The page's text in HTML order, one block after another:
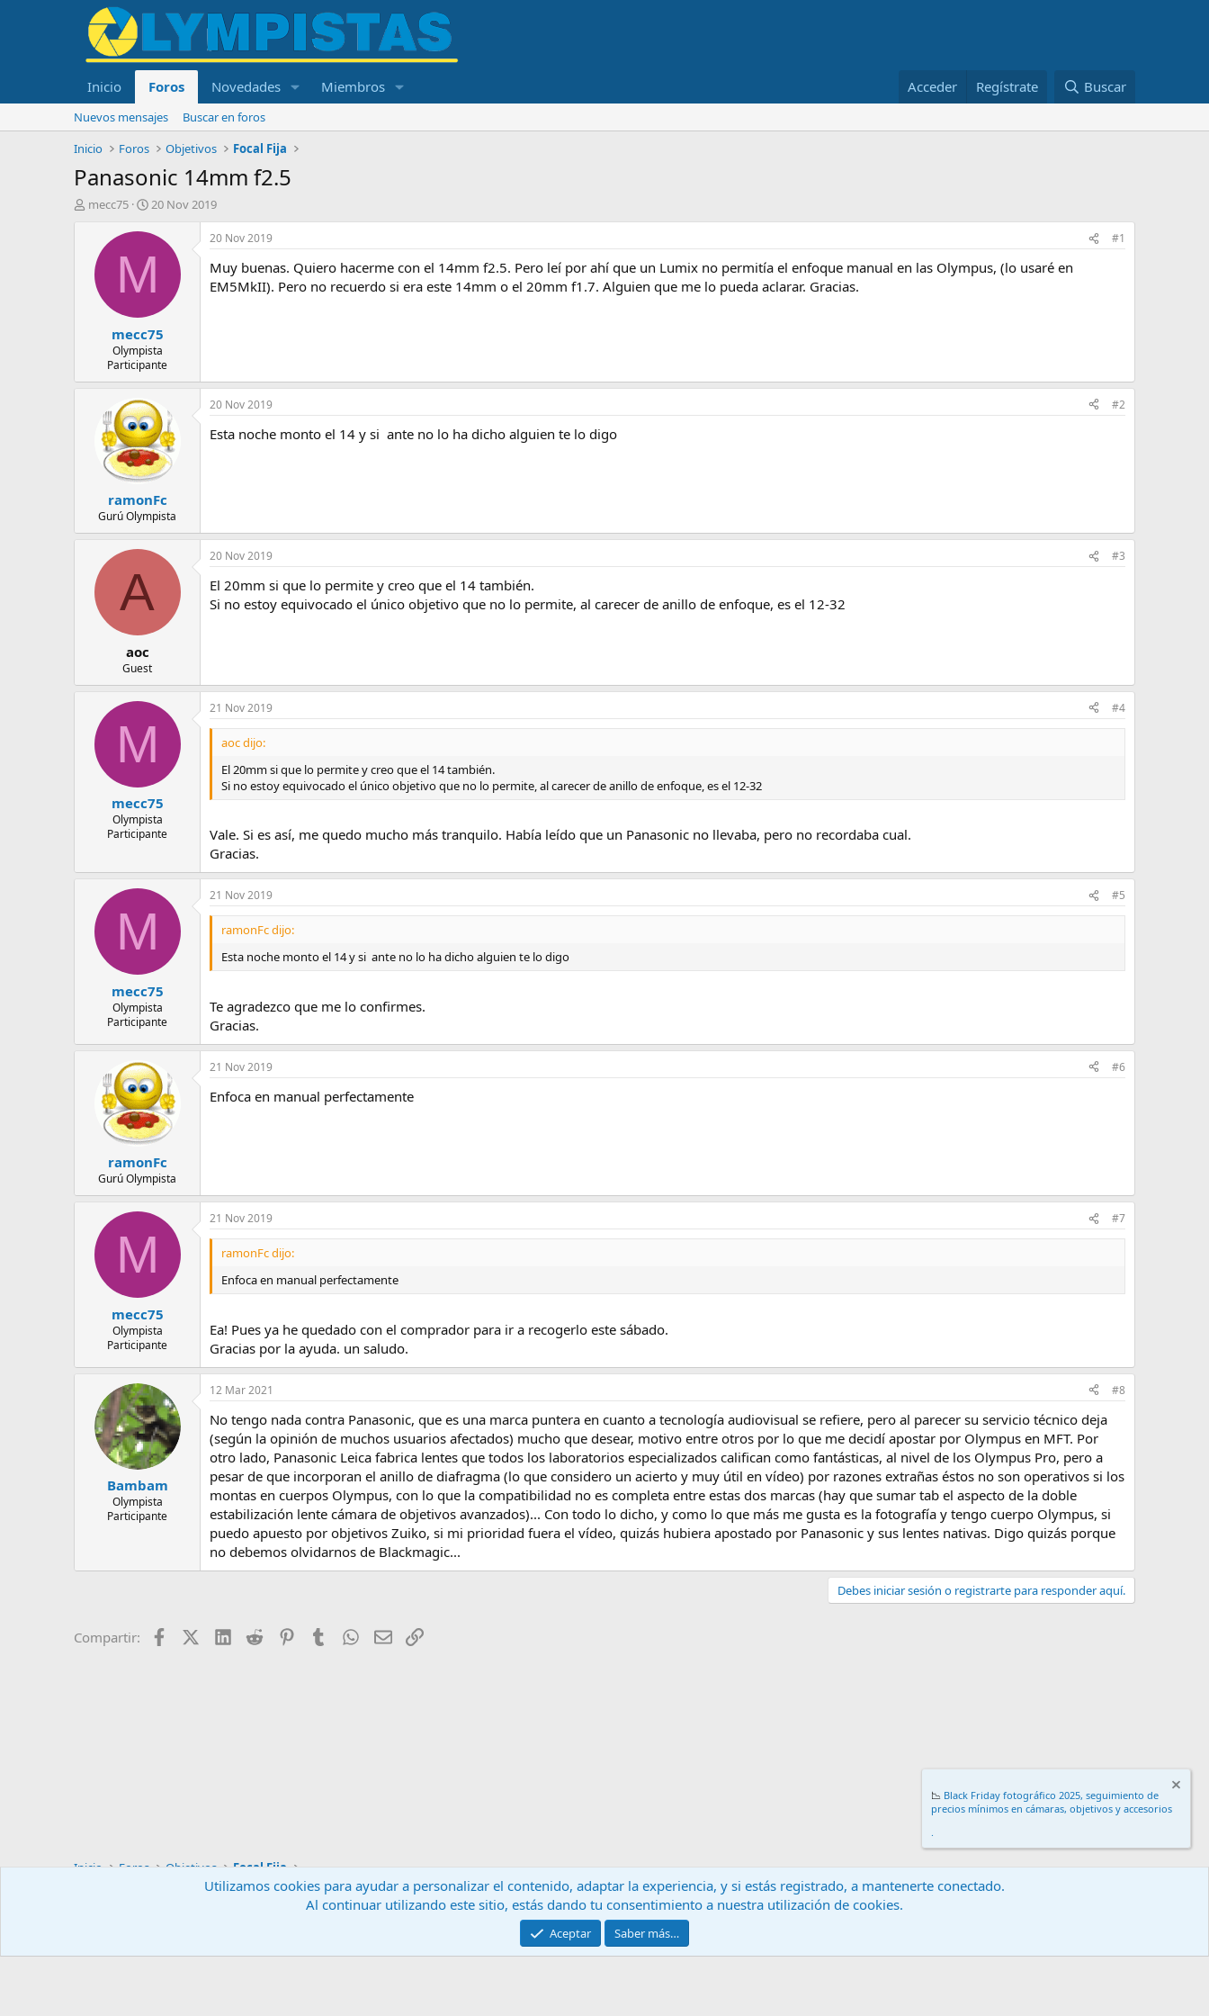
Inicio Foros Novedades Miembros Acceder Regístrate Buscar
Nuevos mensajes
Buscar en foros
Inicio
Foros Objetivos Focal Fija
Panasonic 14mm f2.5
I
l
mecc75
F
c
a
i
n
i
c
i
20 Nov 2019
M
mecc75
Olympista
Participante
20 Nov 2019 #1
Muy buenas. Quiero hacerme con el 14mm f2.5. Pero leí por ahí que un Lumix no permitía el enfoque manual en las Olympus, (lo usaré en
EM5MkII). Pero no recuerdo si era este 14mm o el 20mm f1.7. Alguien que me lo pueda aclarar. Gracias.
ramonFc
Gurú Olympista
20 Nov 2019 #2
Esta noche monto el 14 y si ante no lo ha dicho alguien te lo digo
A
aoc
Guest
20 Nov 2019 #3
El 20mm si que lo permite y creo que el 14 también.
Si no estoy equivocado el único objetivo que no lo permite, al carecer de anillo de enfoque, es el 12-32
M
mecc75
Olympista
Participante
21 Nov 2019 #4
aoc dijo:
El 20mm si que lo permite y creo que el 14 también.
Si no estoy equivocado el único objetivo que no lo permite, al carecer de anillo de enfoque, es el 12-32
Vale. Si es así, me quedo mucho más tranquilo. Había leído que un Panasonic no llevaba, pero no recordaba cual.
Gracias.
M
mecc75
Olympista
Participante
21 Nov 2019 #5
ramonFc dijo:
Esta noche monto el 14 y si ante no lo ha dicho alguien te lo digo
Te agradezco que me lo confirmes.
Gracias.
ramonFc
Gurú Olympista
21 Nov 2019 #6
Enfoca en manual perfectamente
M
mecc75
Olympista
Participante
21 Nov 2019 #7
ramonFc dijo:
Enfoca en manual perfectamente
Ea! Pues ya he quedado con el comprador para ir a recogerlo este sábado.
Gracias por la ayuda. un saludo.
Bambam
Olympista
Participante
12 Mar 2021 #8
No tengo nada contra Panasonic, que es una marca puntera en cuanto a tecnología audiovisual se refiere, pero al parecer su servicio técnico deja
(según la opinión de muchos usuarios afectados) mucho que desear, motivo entre otros por lo que me decidí apostar por Olympus en MFT. Por
otro lado, Panasonic Leica fabrica lentes que todos los laboratorios especializados califican como fantásticas, al nivel de los Olympus Pro, pero a
pesar de que incorporan el anillo de diafragma (lo que considero un acierto y muy útil en vídeo) por razones extrañas éstos no son operativos si los
montas en cuerpos Olympus, con lo que la compatibilidad no es completa entre estas dos marcas (hay que sumar tab el aspecto de la doble
estabilización lente cámara de objetivos avanzados)... Con todo lo dicho, y como lo que más me gusta es la fotografía y tengo cuerpo Olympus, si
puedo apuesto por objetivos Zuiko, si mi prioridad fuera el vídeo, quizás hubiera apostado por Panasonic y sus lentes nativas. Digo quizás porque
no debemos olvidarnos de Blackmagic...
Debes iniciar sesión o registrarte para responder aquí.
Compartir: FacebookX (Twitter)
LinkedIn
Reddit PinterestTumblrWhatsApp
EmailEnlace
Inicio Foros Objetivos Focal Fija
Contáctanos Términos y reglas
Community platform by XenForo® © 2010-2024 XenForo Ltd.
📉 Black Friday fotográfico 2025, seguimiento de
precios mínimos en cámaras, objetivos y accesorios
.
Utilizamos cookies para ayudar a personalizar el contenido, adaptar la experiencia, y si estás registrado, a mantenerte conectado.
Al continuar utilizando este sitio, estás dando tu consentimiento a nuestra utilización de cookies.
Aceptar Saber más…